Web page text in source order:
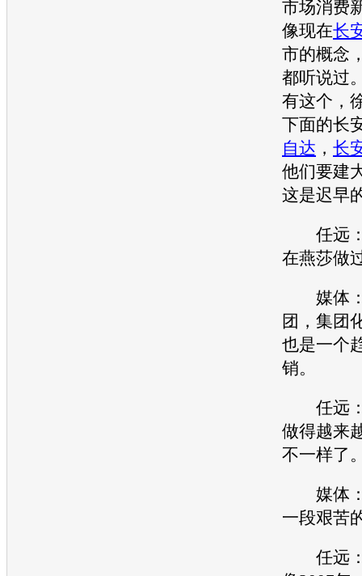
市场消费
像现在长
市的概念
都听说过
有这个，
下面的长
自达 ， 长
他们要建
这是迟早
任远：
在燕莎做
媒体：
团，集团
也是一个
销。
任远：
做得越来
不一样了
媒体：
一段艰苦
任远：